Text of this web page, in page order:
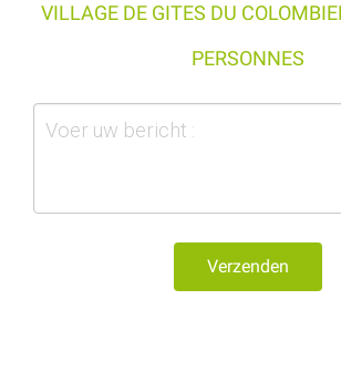
VILLAGE DE GITES DU
PERSONNES
Verzenden